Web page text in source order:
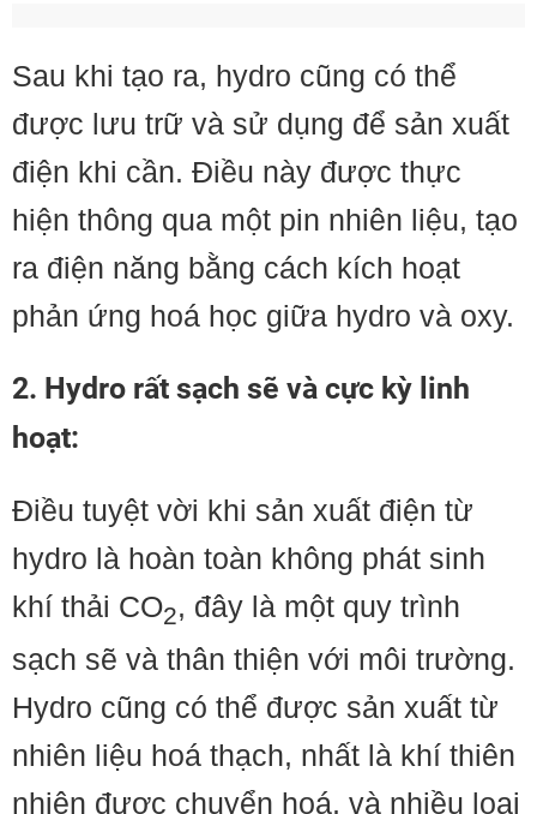
Sau khi tạo ra, hydro cũng có thể
được lưu trữ và sử dụng để sản xuất
điện khi cần. Điều này được thực
hiện thông qua một pin nhiên liệu, tạo
ra điện năng bằng cách kích hoạt
phản ứng hoá học giữa hydro và oxy.
2. Hydro rất sạch sẽ và cực kỳ linh
hoạt:
Điều tuyệt vời khi sản xuất điện từ
hydro là hoàn toàn không phát sinh
khí thải CO2, đây là một quy trình
sạch sẽ và thân thiện với môi trường.
Hydro cũng có thể được sản xuất từ
nhiên liệu hoá thạch, nhất là khí thiên
nhiên được chuyển hoá, và nhiều loại